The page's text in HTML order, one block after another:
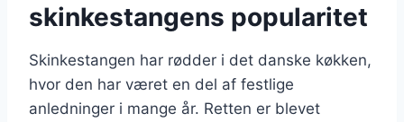
skinkestangens popularitet
Skinkestangen har rødder i det danske køkken,
hvor den har været en del af festlige
anledninger i mange år. Retten er blevet